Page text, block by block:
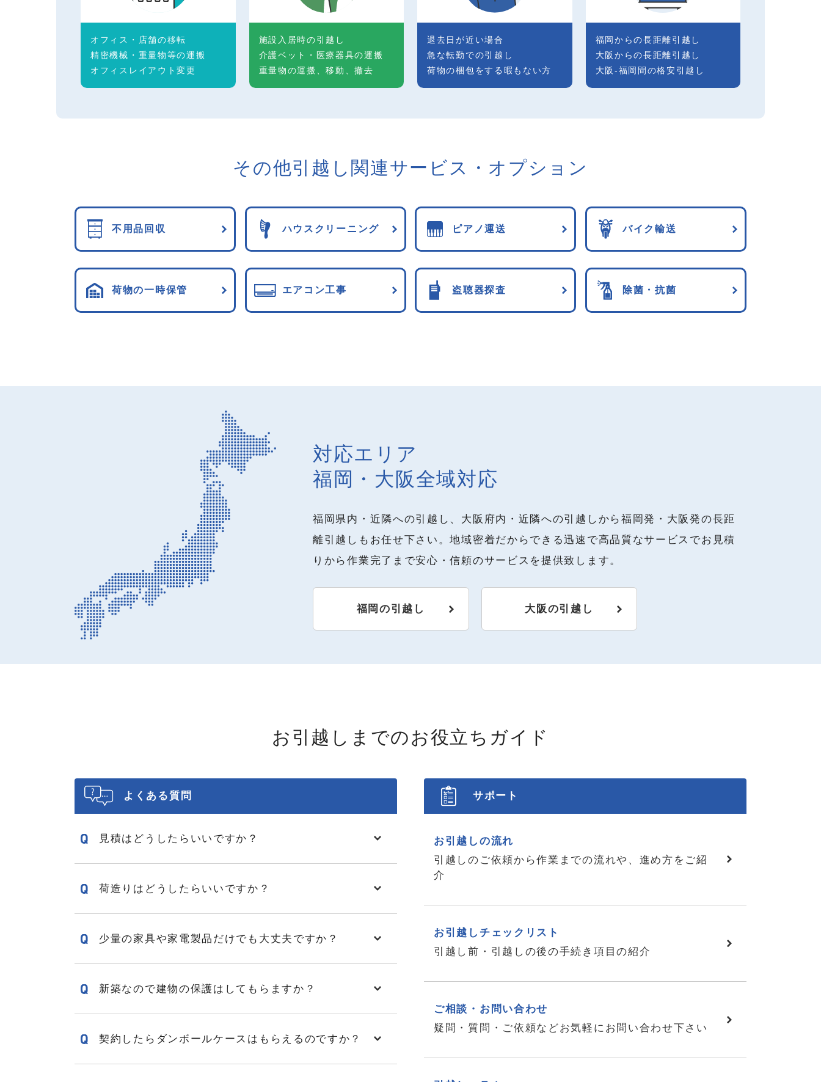
オフィス・店舗の移転
精密機械・重量物等の運搬
オフィスレイアウト変更
施設入居時の引越し
介護ベット・医療器具の運搬
重量物の運搬、移動、撤去
退去日が近い場合
急な転勤での引越し
荷物の梱包をする暇もない方
福岡からの長距離引越し
大阪からの長距離引越し
大阪-福岡間の格安引越し
その他引越し関連サービス・オプション
不用品回収 ハウスクリーニング ピアノ運送 バイク輸送
荷物の一時保管 エアコン工事 盗聴器探査 除菌・抗菌
対応エリア
福岡・大阪全域対応
福岡県内・近隣への引越し、大阪府内・近隣への引越しから福岡発・大阪発の長距
離引越しもお任せ下さい。地域密着だからできる迅速で高品質なサービスでお見積
りから作業完了まで安心・信頼のサービスを提供致します。
福岡の引越し 大阪の引越し
お引越しまでのお役立ちガイド
よくある質問
見積はどうしたらいいですか？
荷造りはどうしたらいいですか？
少量の家具や家電製品だけでも大丈夫ですか？
新築なので建物の保護はしてもらますか？
契約したらダンボールケースはもらえるのですか？
サポート
お引越しの流れ
引越しのご依頼から作業までの流れや、進め方をご紹
介
お引越しチェックリスト
引越し前・引越しの後の手続き項目の紹介
ご相談・お問い合わせ
疑問・質問・ご依頼などお気軽にお問い合わせ下さい